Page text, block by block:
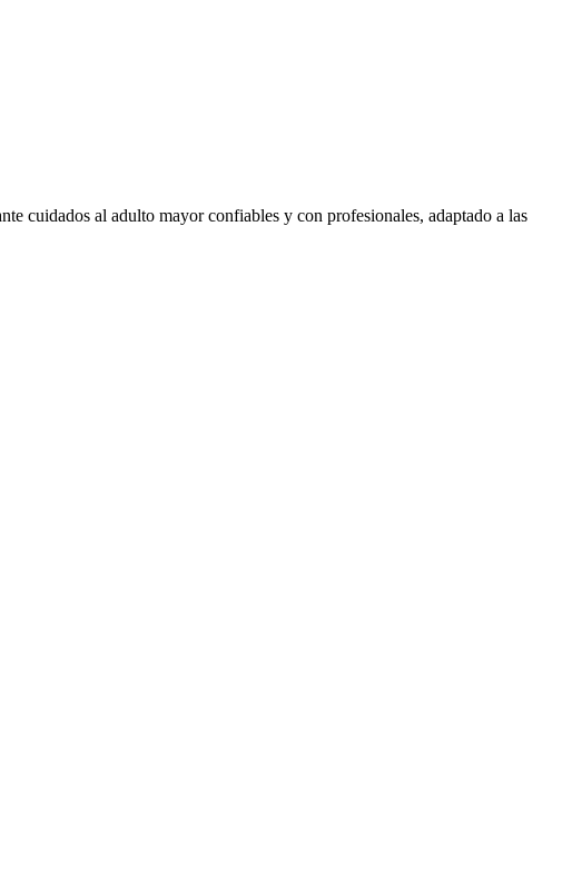
cuidados al adulto mayor confiables y con profesionales, adaptado a las